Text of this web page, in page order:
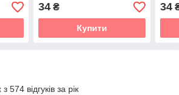
34₴
Купити
34
574 відгуків за рік